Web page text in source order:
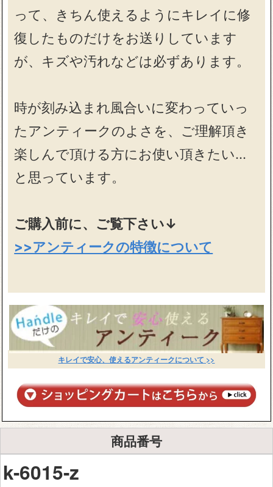
って、きちん使えるようにキレイに修
復したものだけをお送りしています
が、キズや汚れなどは必ずあります。
時が刻み込まれ風合いに変わっていっ
たアンティークのよさを、ご理解頂き
楽しんで頂ける方にお使い頂きたい…
と思っています。
ご購入前に、ご覧下さい↓
>>アンティークの特徴について
キレイで安心、使えるアンティークについて >>
商品番号
k-6015-z